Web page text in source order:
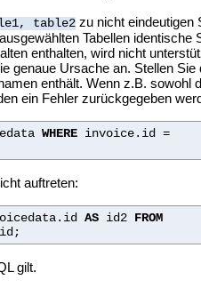
table2zu nicht eindeutigen
Tabellen
enthalten, wird nicht
genaue Ursache an. Stellen
enthält. Wenn z.B. sowohl
ein Fehler zurückgegeben
WHEREinvoice.id =
auftreten:
ASid2 FROM
gilt.